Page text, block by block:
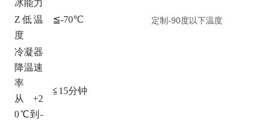
冰能力
Z低温
度
≦-70℃ 定制-90度以下温度
冷凝器
降温速
率
从+2
0℃到-
≦15分钟